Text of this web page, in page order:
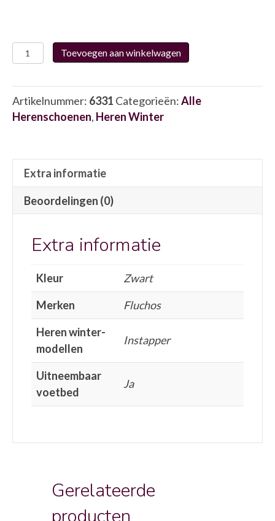
Fluchos
9144
aantal
Toevoegen aan winkelwagen
Artikelnummer: 6331 Categorieën:Alle
Herenschoenen, Heren Winter
Extra informatie
Beoordelingen (0)
Extra informatie
Kleur
Zwart
Merken
Fluchos
Heren winter-
modellen
Instapper
Uitneembaar
voetbed
Ja
Gerelateerde